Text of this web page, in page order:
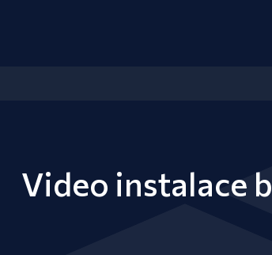
Video instalace